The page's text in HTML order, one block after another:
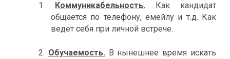
1. Коммуникабельность.
Как кандидат
общается по телефону, емейлу и т.д. Как
ведет себя при личной встрече.
2. Обучаемость. В нынешнее время искать